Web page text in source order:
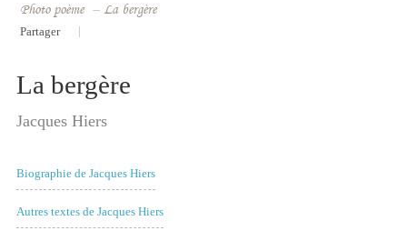
Photo poème – La bergère
Partager
La bergère
Jacques Hiers
Biographie de Jacques Hiers
Autres textes de Jacques Hiers